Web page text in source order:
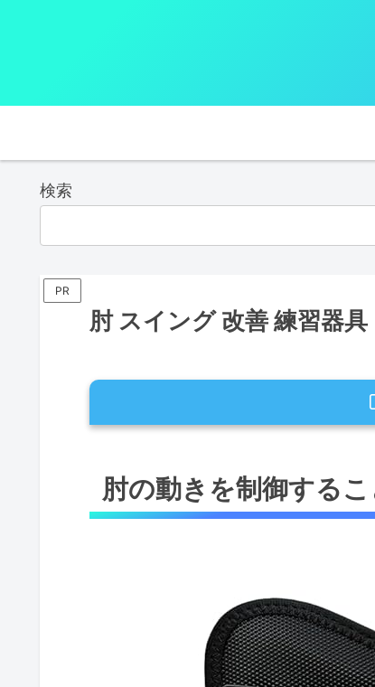
検索
PR
肘 スイング 改善 練習器
肘の過度な屈曲が招くオー
早すぎるリリースが引き起
右肘への装着によるオーバ
左肘装着での左サイドリー
肘の動きを制御する